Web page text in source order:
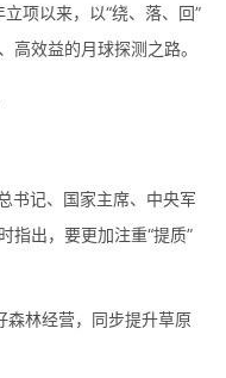
项以来，以“绕、落、回”
高效益的月球探测之路。
书记、国家主席、中央军
指出，要更加注重“提质”
森林经营，同步提升草原